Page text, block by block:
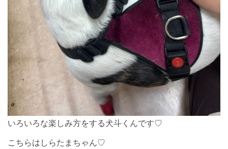
いろいろな楽しみ方をする犬斗くんです♡
こちらはしらたまちゃん♡